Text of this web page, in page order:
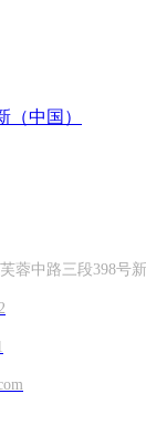
（中国）
蓉中路三段398号